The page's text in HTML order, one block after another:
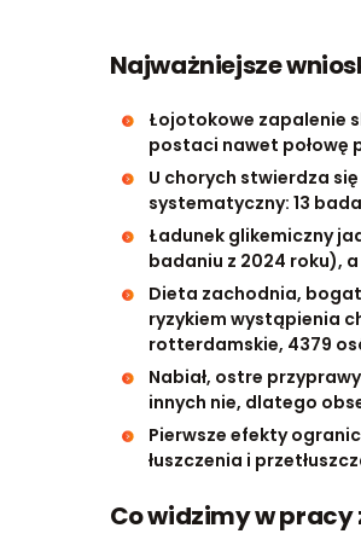
Najważniejsze
Łojotokowe zapalenie
postaci nawet połowę
U chorych stwierdza
systematyczny: 13
Ładunek glikemiczny
badaniu z 2024 roku),
Dieta zachodnia,
ryzykiem wystąpienia
rotterdamskie, 4379
Nabiał, ostre
innych nie, dlatego
Pierwsze efekty
łuszczenia i
Co widzimy w